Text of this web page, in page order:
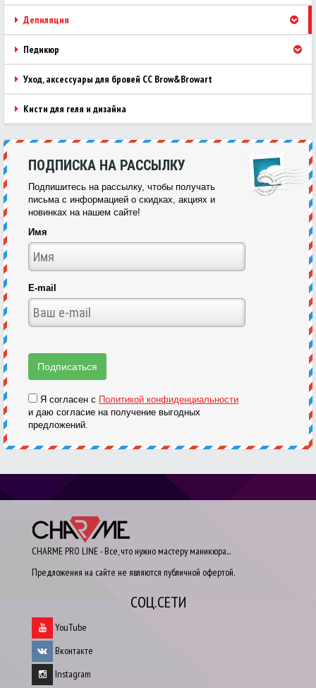
Депиляция
Педикюр
Уход, аксессуары для бровей CC Brow&Browart
Кисти для геля и дизайна
ПОДПИСКА НА РАССЫЛКУ
Подпишитесь на рассылку, чтобы получать
письма с информацией о скидках, акциях и
новинках на нашем сайте!
Имя
E-mail
Я согласен с Политикой конфиденциальности
и даю согласие на получение выгодных
предложений.
CHARME PRO LINE - Все, что нужно мастеру маникюра...
Предложения на сайте не являются публичной офертой.
СОЦ.СЕТИ
YouTube
Вконтакте
Instagram